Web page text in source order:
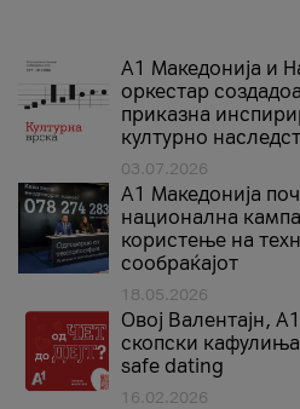
А1 Македонија и
оркестар
приказна
културно
03.07.2026
A1 Македонија
национална
користење на
сообраќајот
18.05.2026
Овој Валентајн,
скопски кафулиња
safe dating
16.02.2026